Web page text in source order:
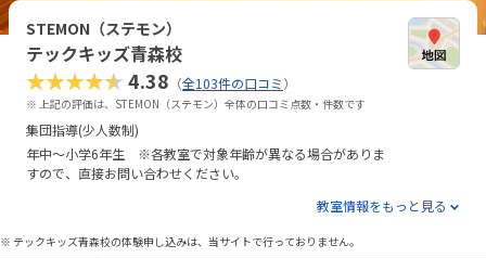
STEMON（ステモン）
テックキッズ青森校
★★★★★4.38 （全103件の口コミ）
※ 上記の評価は、STEMON（ステモン）全体の口コミ点数・件数です
集団指導(少人数制)
年中～小学6年生 ※各教室で対象年齢が異なる場合がありま
すので、直接お問い合わせください。
教室情報をもっと見る
※ テックキッズ青森校の体験申し込みは、当サイトで行っておりません。